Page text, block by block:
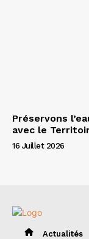
Préservons
avec le
16 Juillet 2026
Actualités